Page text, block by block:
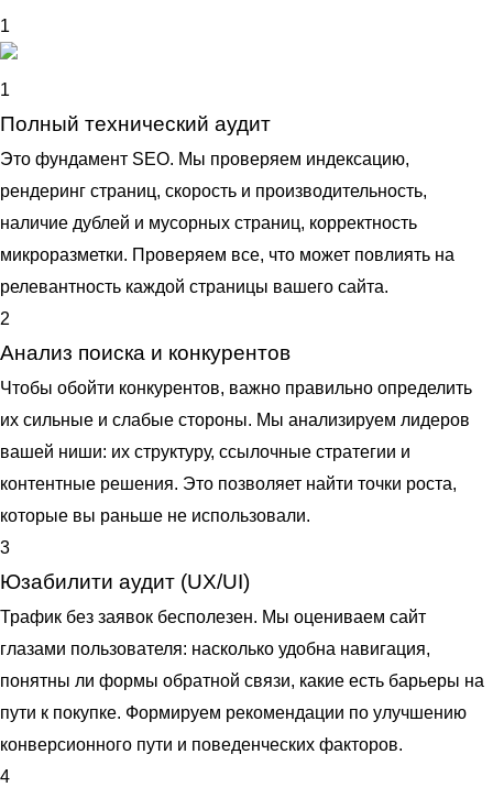
1
1
Полный технический аудит
Это фундамент SEO. Мы проверяем индексацию,
рендеринг страниц, скорость и производительность,
наличие дублей и мусорных страниц, корректность
микроразметки. Проверяем все, что может повлиять на
релевантность каждой страницы вашего сайта.
2
Анализ поиска и конкурентов
Чтобы обойти конкурентов, важно правильно определить
их сильные и слабые стороны. Мы анализируем лидеров
вашей ниши: их структуру, ссылочные стратегии и
контентные решения. Это позволяет найти точки роста,
которые вы раньше не использовали.
3
Юзабилити аудит (UX/UI)
Трафик без заявок бесполезен. Мы оцениваем сайт
глазами пользователя: насколько удобна навигация,
понятны ли формы обратной связи, какие есть барьеры на
пути к покупке. Формируем рекомендации по улучшению
конверсионного пути и поведенческих факторов.
4